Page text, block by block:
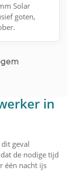
Solar
goten,
in
geval
de nodige tijd
één nacht ijs